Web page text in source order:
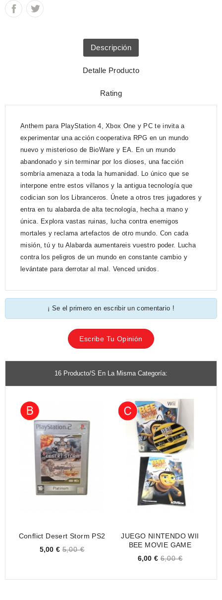
Descripción
Detalle Producto
Rating
Anthem para PlayStation 4, Xbox One y PC te invita a
experimentar una acción cooperativa RPG en un mundo
nuevo y misterioso de BioWare y EA. En un mundo
abandonado y sin terminar por los dioses, una facción
sombría amenaza a toda la humanidad. Lo único que se
interpone entre estos villanos y la antigua tecnología que
codician son los Libranceros. Únete a otros tres jugadores y
entra en tu alabarda de alta tecnología, hecha a mano y
única. Explora vastas ruinas, lucha contra enemigos
mortales y reclama artefactos de otro mundo. Con cada
misión, tú y tu Alabarda aumentareis vuestro poder. Lucha
contra los peligros de un mundo en constante cambio y
levántate para derrotar al mal. Venced unidos.
¡ Se el primero en escribir un comentario !
Escribe Tu Opinión
16 Producto/s En La Misma Categoría:
Conflict Desert Storm PS2
Price
5,00 € 5,00 €
JUEGO NINTENDO WII
BEE MOVIE GAME
Price
6,00 € 6,00 €